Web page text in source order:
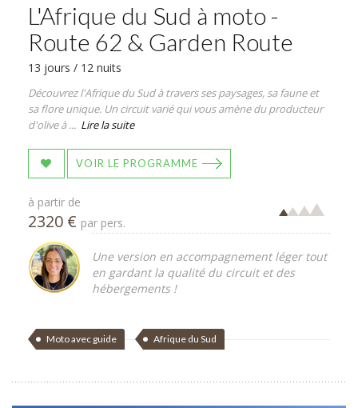
L'Afrique du Sud à moto -
Route 62 & Garden Route
13 jours / 12 nuits
Découvrez l'Afrique du Sud à travers ses paysages, sa faune et
sa flore unique. Un circuit varié qui vous amène du producteur
d'olive à ... Lire la suite
VOIR LE PROGRAMME
à partir de
2320 € par pers.
Une version en accompagnement léger tout
en gardant la qualité du circuit et des
hébergements !
Moto avec guide Afrique du Sud